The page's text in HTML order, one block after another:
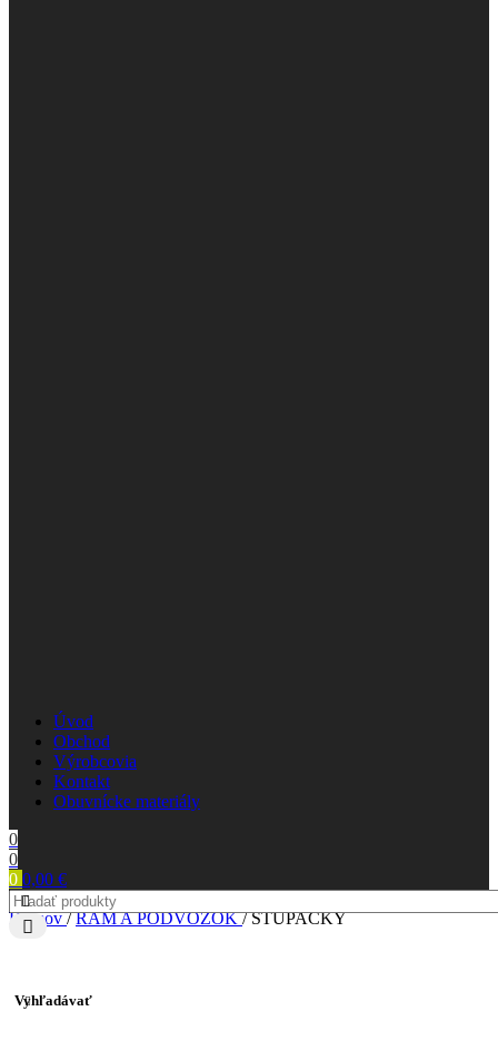
Úvod
Obchod
Výrobcovia
Kontakt
Obuvnícke materiály
0
0
0 0,00 €
Domov/ RÁM A PODVOZOK/ STUPAČKY
Vyhľadávať